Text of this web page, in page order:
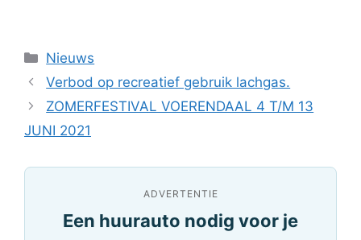
Categorieën
Nieuws
Verbod op recreatief gebruik lachgas.
ZOMERFESTIVAL VOERENDAAL 4 T/M 13
JUNI 2021
ADVERTENTIE
Een huurauto nodig voor je